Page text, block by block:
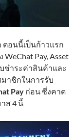
ตอนนี้เป็นก้าวแรก
Pay, Asset
บชำระค่าสินค้าและ
มาชิกในการรับ
Pay ก่อน ซึ่งคาด
ส 4 นี้